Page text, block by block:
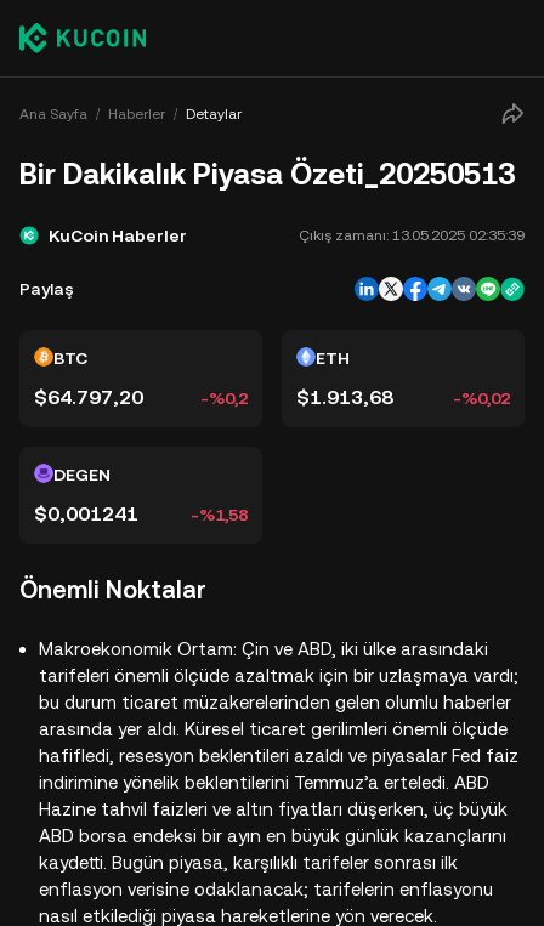
Ana Sayfa Haberler Detaylar
Bir Dakikalık Piyasa Özeti_20250513
KuCoin Haberler Çıkış zamanı: 13.05.2025 02:35:39
Paylaş
BTC
$64.797,20 -%0,2
ETH
$1.913,68 -%0,02
DEGEN
$0,001241 -%1,58
Önemli Noktalar
Makroekonomik Ortam: Çin ve ABD, iki ülke arasındaki
tarifeleri önemli ölçüde azaltmak için bir uzlaşmaya vardı;
bu durum ticaret müzakerelerinden gelen olumlu haberler
arasında yer aldı. Küresel ticaret gerilimleri önemli ölçüde
hafifledi, resesyon beklentileri azaldı ve piyasalar Fed faiz
indirimine yönelik beklentilerini Temmuz’a erteledi. ABD
Hazine tahvil faizleri ve altın fiyatları düşerken, üç büyük
ABD borsa endeksi bir ayın en büyük günlük kazançlarını
kaydetti. Bugün piyasa, karşılıklı tarifeler sonrası ilk
enflasyon verisine odaklanacak; tarifelerin enflasyonu
nasıl etkilediği piyasa hareketlerine yön verecek.